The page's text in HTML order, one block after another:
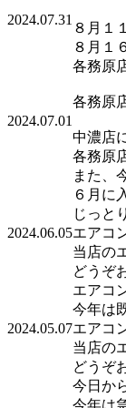
2024.07.31
８月１
８月１
2024.07.01
各務原
各務原
中濃店
各務原
また、
2024.06.05
６月に
じっと
エアコ
当店の
どうぞ
2024.05.07
エアコ
今年は
エアコ
当店の
どうぞ
今日か